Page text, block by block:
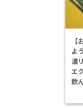
よ
濃
エ
飲